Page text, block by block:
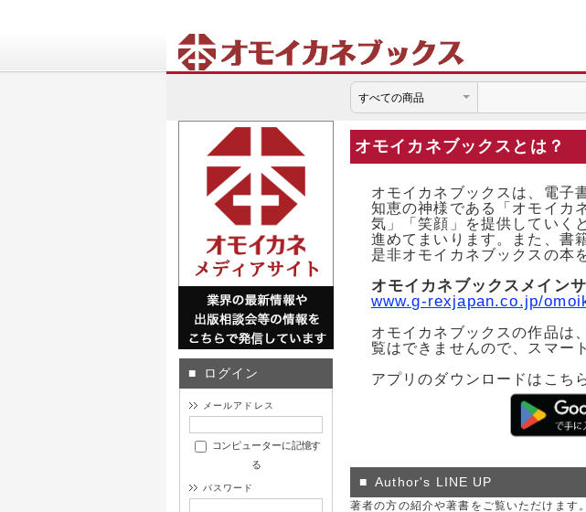
■ ログイン
メールアドレス
コンピューターに記憶す
る
パスワード
オモイカネブックスとは？
オモイカネブックスは、電子
知恵の神様である「オモイカ
気」「笑顔」を提供していく
進めてまいります。また、書
是非オモイカネブックスの本
オモイカネブックスメイン
www.g-rexjapan.co.jp/
オモイカネブックスの作品は
覧はできませんので、スマー
アプリのダウンロードはこち
■ Author's LINE UP
著者の方の紹介や著書をご覧いただけます。